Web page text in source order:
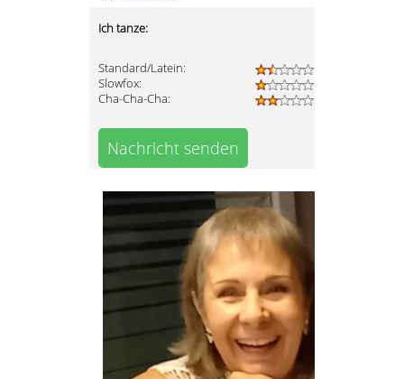
Ich tanze:
Standard/Latein:
Slowfox:
Cha-Cha-Cha:
Nachricht senden